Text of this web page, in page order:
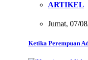
ARTIKEL
Jumat, 07/
Ketika Perempuan